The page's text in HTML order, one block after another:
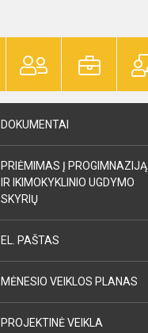
DOKUMENTAI
PRIĖMIMAS Į PROGIMNAZIJĄ
IR IKIMOKYKLINIO UGDYMO
SKYRIŲ
EL. PAŠTAS
MĖNESIO VEIKLOS PLANAS
PROJEKTINĖ VEIKLA